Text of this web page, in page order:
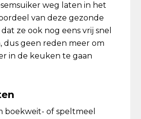
weg laten in het
van deze gezonde
ze ook nog eens vrij snel
dus geen reden meer om
in de keuken te gaan
boekweit- of speltmeel